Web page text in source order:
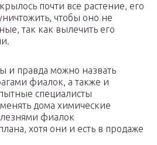
почти все растение, его
чтобы оно не
так как вылечить его
и правда можно назвать
фиалок, а также и
специалисты
дома химические
фиалок
хотя они и есть в продаже